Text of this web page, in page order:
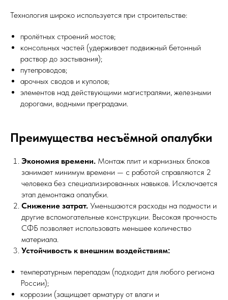
Технология широко используется при строительстве:
пролётных строений мостов;
консольных частей (удерживает подвижный бетонный
раствор до застывания);
путепроводов;
арочных сводов и куполов;
элементов над действующими магистралями, железными
дорогами, водными преградами.
Преимущества несъёмной опалубки
Экономия времени. Монтаж плит и карнизных блоков
занимает минимум времени — с работой справляются 2
человека без специализированных навыков. Исключается
этап демонтажа опалубки.
Снижение затрат. Уменьшаются расходы на подмости и
другие вспомогательные конструкции. Высокая прочность
СФБ позволяет использовать меньшее количество
материала.
Устойчивость к внешним воздействиям:
температурным перепадам (подходит для любого региона
России);
коррозии (защищает арматуру от влаги и